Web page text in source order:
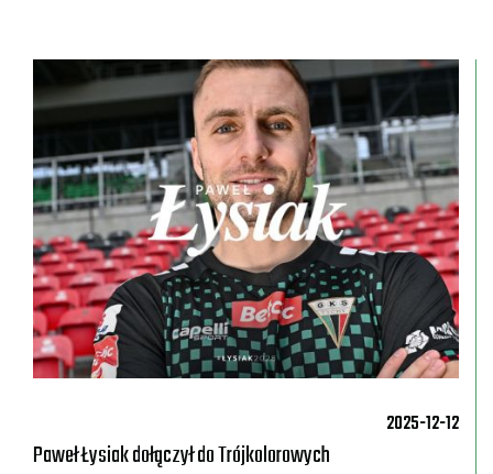
2025-12-12
Paweł Łysiak dołączył do Trójkolorowych